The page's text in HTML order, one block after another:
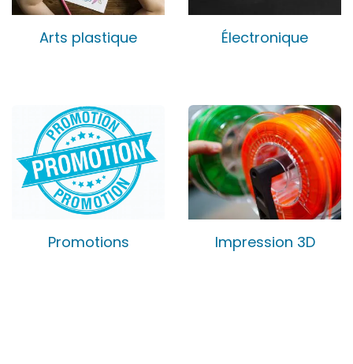
Arts plastique Électronique
Promotions Impression 3D